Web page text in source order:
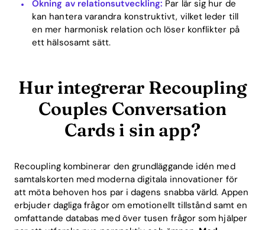
Ökning av relationsutveckling: Par lär sig hur de
kan hantera varandra konstruktivt, vilket leder till
en mer harmonisk relation och löser konflikter på
ett hälsosamt sätt.
Hur integrerar Recoupling
Couples Conversation
Cards i sin app?
Recoupling kombinerar den grundläggande idén med
samtalskorten med moderna digitala innovationer för
att möta behoven hos par i dagens snabba värld. Appen
erbjuder dagliga frågor om emotionellt tillstånd samt en
omfattande databas med över tusen frågor som hjälper